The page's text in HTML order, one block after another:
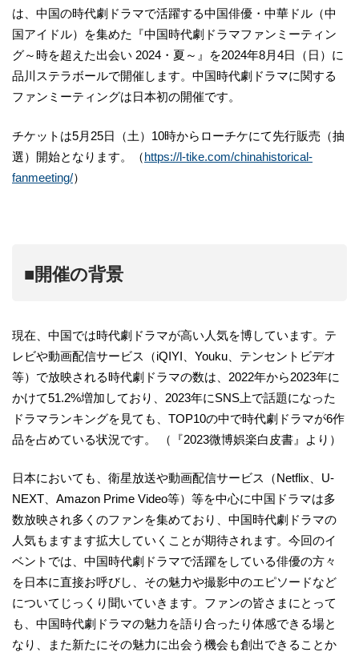
は、中国の時代劇ドラマで活躍する中国俳優・中華ドル（中
国アイドル）を集めた『中国時代劇ドラマファンミーティン
グ～時を超えた出会い 2024・夏～』を2024年8月4日（日）に
品川ステラボールで開催します。中国時代劇ドラマに関する
ファンミーティングは日本初の開催です。
チケットは5月25日（土）10時からローチケにて先行販売（抽
選）開始となります。（https://l-tike.com/chinahistorical-
fanmeeting/）
■開催の背景
現在、中国では時代劇ドラマが高い人気を博しています。テ
レビや動画配信サービス（iQIYI、Youku、テンセントビデオ
等）で放映される時代劇ドラマの数は、2022年から2023年に
かけて51.2%増加しており、2023年にSNS上で話題になった
ドラマランキングを見ても、TOP10の中で時代劇ドラマが6作
品を占めている状況です。 （『2023微博娯楽白皮書』より）
日本においても、衛星放送や動画配信サービス（Netflix、U-
NEXT、Amazon Prime Video等）等を中心に中国ドラマは多
数放映され多くのファンを集めており、中国時代劇ドラマの
人気もますます拡大していくことが期待されます。今回のイ
ベントでは、中国時代劇ドラマで活躍をしている俳優の方々
を日本に直接お呼びし、その魅力や撮影中のエピソードなど
についてじっくり聞いていきます。ファンの皆さまにとって
も、中国時代劇ドラマの魅力を語り合ったり体感できる場と
なり、また新たにその魅力に出会う機会も創出できることか